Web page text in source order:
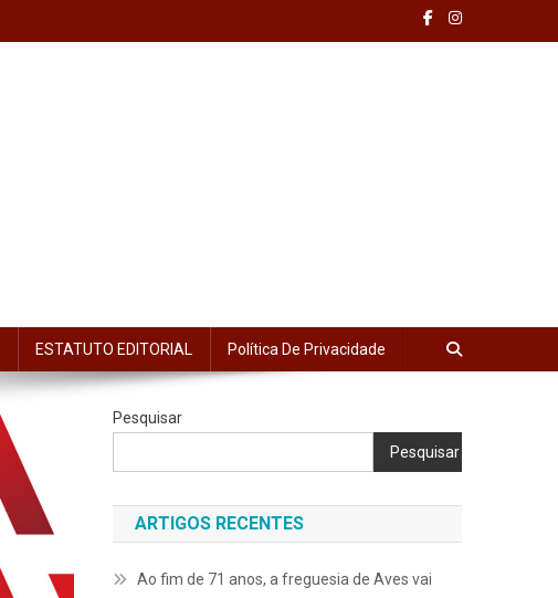
ESTATUTO EDITORIAL Política De Privacidade
Pesquisar
Pesquisar
ARTIGOS RECENTES
Ao fim de 71 anos, a freguesia de Aves vai